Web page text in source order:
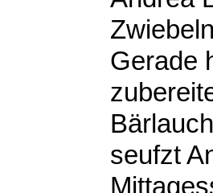
Gerade
seufzt